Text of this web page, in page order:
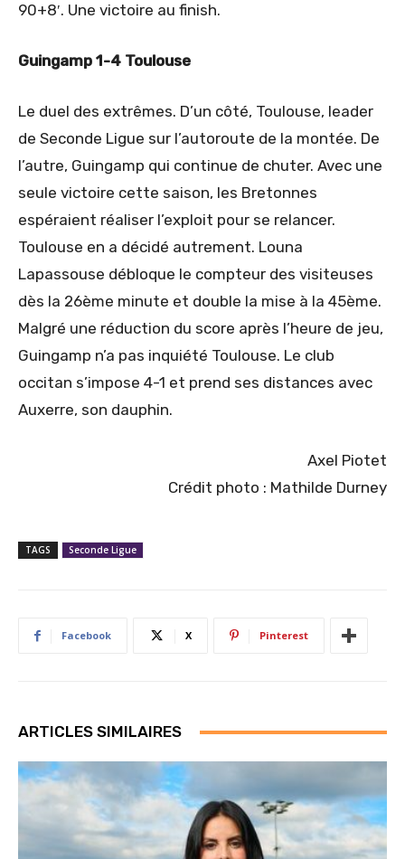
90+8′. Une victoire au finish.
Guingamp 1-4 Toulouse
Le duel des extrêmes. D’un côté, Toulouse, leader
de Seconde Ligue sur l’autoroute de la montée. De
l’autre, Guingamp qui continue de chuter. Avec une
seule victoire cette saison, les Bretonnes
espéraient réaliser l’exploit pour se relancer.
Toulouse en a décidé autrement. Louna
Lapassouse débloque le compteur des visiteuses
dès la 26ème minute et double la mise à la 45ème.
Malgré une réduction du score après l’heure de jeu,
Guingamp n’a pas inquiété Toulouse. Le club
occitan s’impose 4-1 et prend ses distances avec
Auxerre, son dauphin.
Axel Piotet
Crédit photo : Mathilde Durney
TAGS Seconde Ligue
Facebook X Pinterest
ARTICLES SIMILAIRES